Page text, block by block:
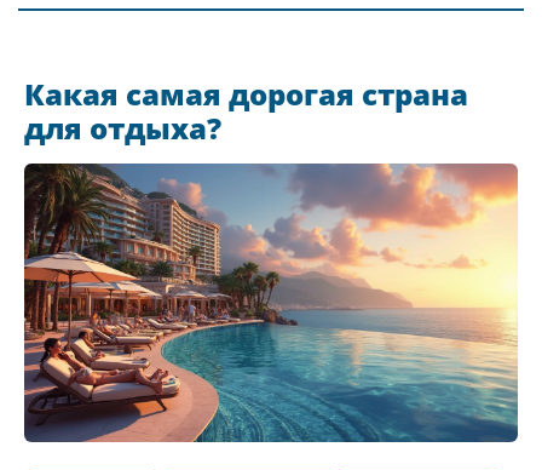
советы помогут вам разобраться, как
Узнайте, какие наживки предпочитают
разные виды рыбы.
Какая самая дорогая страна
для отдыха?